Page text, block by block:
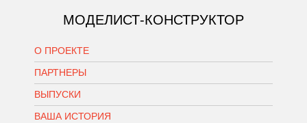
МОДЕЛИСТ-КОНСТРУКТОР
О ПРОЕКТЕ
ПАРТНЕРЫ
ВЫПУСКИ
ВАША ИСТОРИЯ